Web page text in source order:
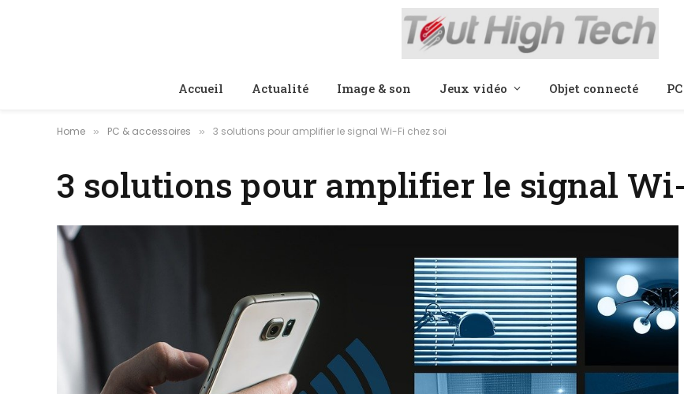
Accueil Actualité Image & son Jeux vidéo Objet connecté
Home » PC & accessoires » 3 solutions pour amplifier le signal Wi-Fi chez soi
3 solutions pour amplifier le signal